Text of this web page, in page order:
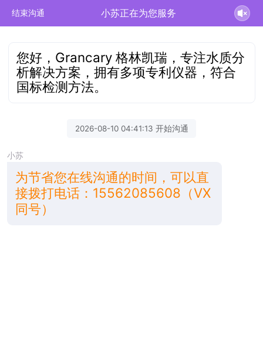
结束沟通 小苏正在为您服务
您好，Grancary 格林凯瑞，专注水质分
析解决方案，拥有多项专利仪器，符合
国标检测方法。
2026-08-10 04:41:13 开始沟通
小苏
为节省您在线沟通的时间，可以直
接拨打电话：15562085608（VX
同号）